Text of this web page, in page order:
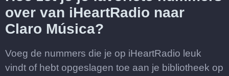
over van iHeartRadio naar
Claro Música?
Voeg de nummers die je op iHeartRadio leuk
vindt of hebt opgeslagen toe aan je bibliotheek op